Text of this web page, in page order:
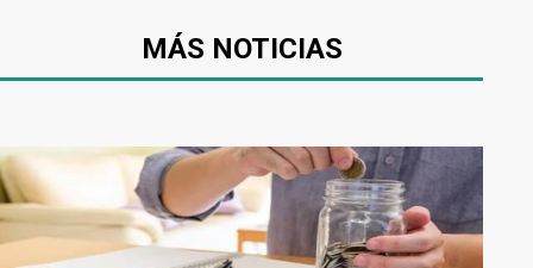
MÁS NOTICIAS